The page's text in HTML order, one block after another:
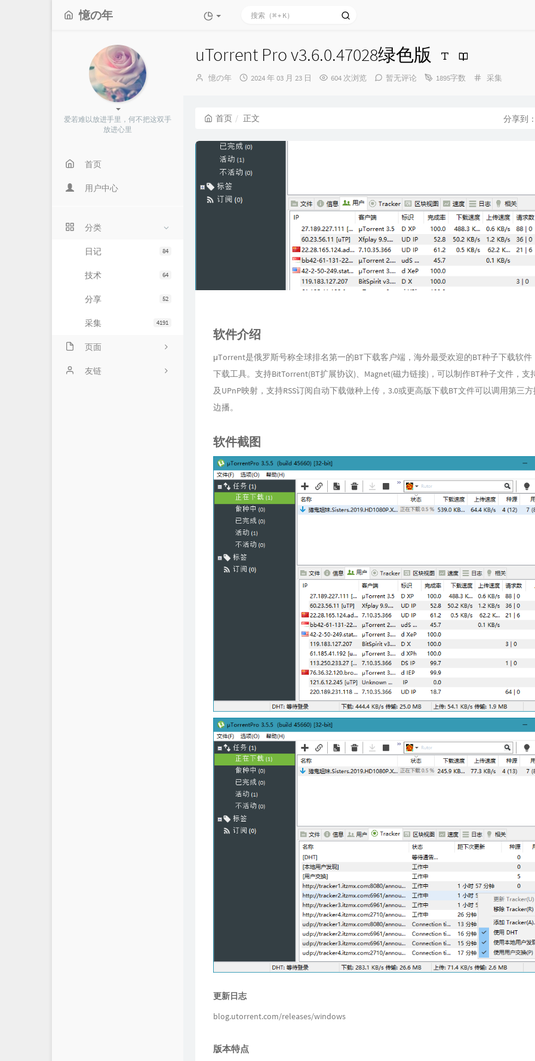
憶の年
爱若难以放进手里，何不把这双手
放进心里
首页
用户中心
分类
84
日记
64
技术
52
分享
4191
采集
页面
会员中心
友链
uTorrent Pro v3.6.0.47028绿色版
博
憶の年
发
2024 年 03 月 23 日 604 次浏览 暂无评论 1895字数
分
采集
首页 正文 分享到
软件介绍
μTorrent是俄罗斯号称全球排名第一的BT下载客户端，海外最受欢迎的BT种子下载软件
下载工具。支持BitTorrent(BT扩展协议)、Magnet(磁力链接)，可以制作BT种子文件，支
及UPnP映射，支持RSS订阅自动下载做种上传，3.0或更高版下载BT文件可以调用第三
边播。
软件截图
更新日志
blog.utorrent.com/releases/windows
版本特点